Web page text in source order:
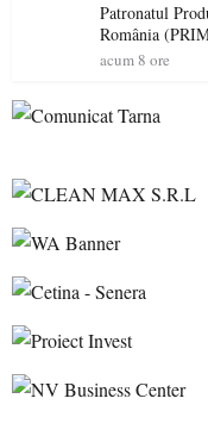
Patronatul
România
electrică a
acum 8 ore